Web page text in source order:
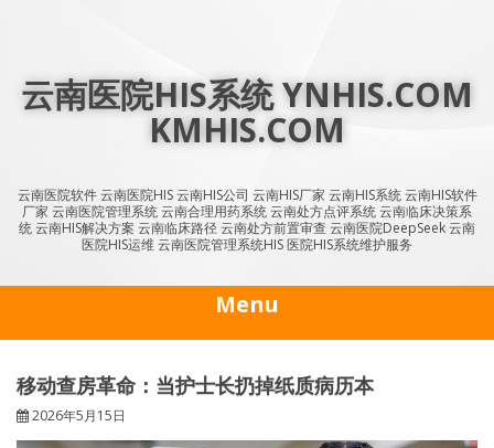
云南医院HIS系统 YNHIS.COM
KMHIS.COM
云南医院软件 云南医院HIS 云南HIS公司 云南HIS厂家 云南HIS系统 云南HIS软件
厂家 云南医院管理系统 云南合理用药系统 云南处方点评系统 云南临床决策系
统 云南HIS解决方案 云南临床路径 云南处方前置审查 云南医院DeepSeek 云南
医院HIS运维 云南医院管理系统HIS 医院HIS系统维护服务
Menu
移动查房革命：当护士长扔掉纸质病历本
2026年5月15日